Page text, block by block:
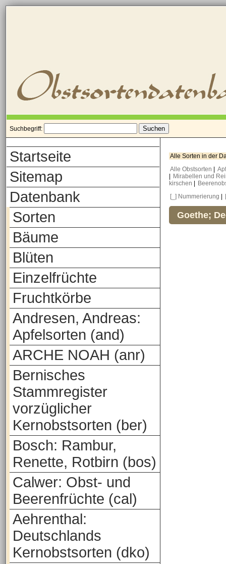
Suchbegriff:
Startseite
Sitemap
Datenbank
Sorten
Bäume
Blüten
Einzelfrüchte
Fruchtkörbe
Andresen, Andreas:
Apfelsorten (and)
ARCHE NOAH (anr)
Bernisches
Stammregister
vorzüglicher
Kernobstsorten (ber)
Bosch: Rambur,
Renette, Rotbirn (bos)
Calwer: Obst- und
Beerenfrüchte (cal)
Aehrenthal:
Deutschlands
Kernobstsorten (dko)
Alle Sorten in der
Alle Obstsorten
Mirabellen und
kirschen
[_] Nummerierung
Goethe;